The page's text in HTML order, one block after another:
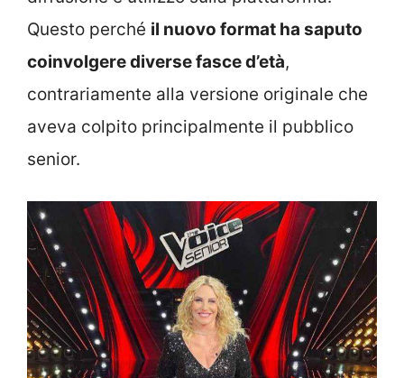
Questo perché il nuovo format ha saputo
coinvolgere diverse fasce d’età,
contrariamente alla versione originale che
aveva colpito principalmente il pubblico
senior.